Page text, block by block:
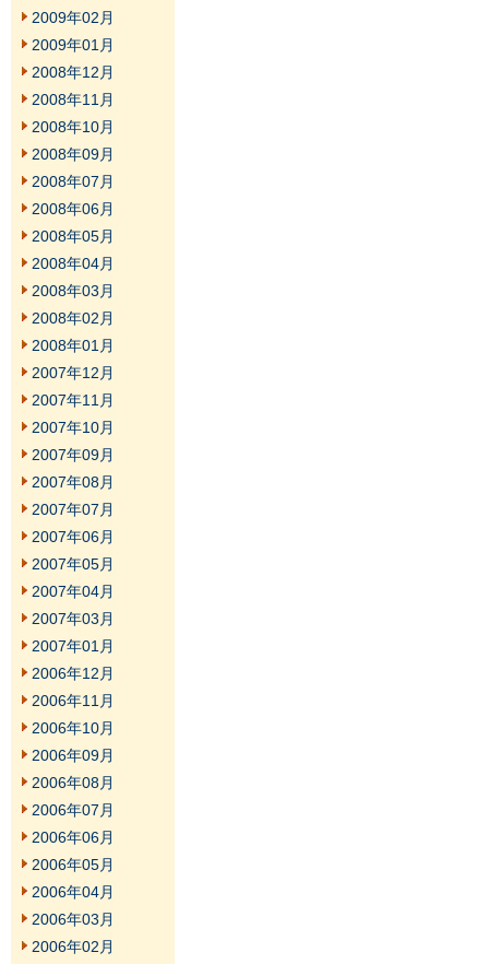
2009年02月
2009年01月
2008年12月
2008年11月
2008年10月
2008年09月
2008年07月
2008年06月
2008年05月
2008年04月
2008年03月
2008年02月
2008年01月
2007年12月
2007年11月
2007年10月
2007年09月
2007年08月
2007年07月
2007年06月
2007年05月
2007年04月
2007年03月
2007年01月
2006年12月
2006年11月
2006年10月
2006年09月
2006年08月
2006年07月
2006年06月
2006年05月
2006年04月
2006年03月
2006年02月